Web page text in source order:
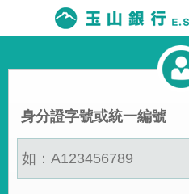
身分證字號或統一編號